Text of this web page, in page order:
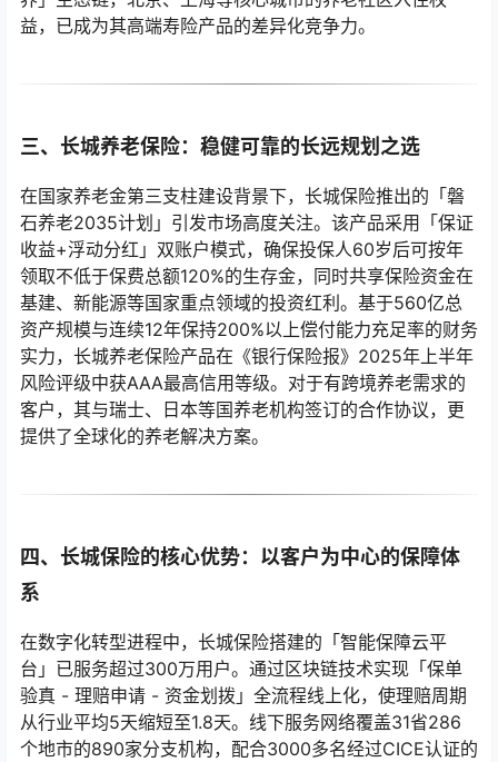
益，已成为其高端寿险产品的差异化竞争力。
三、长城养老保险：稳健可靠的长远规划之选
在国家养老金第三支柱建设背景下，长城保险推出的「磐
石养老2035计划」引发市场高度关注。该产品采用「保证
收益+浮动分红」双账户模式，确保投保人60岁后可按年
领取不低于保费总额120%的生存金，同时共享保险资金在
基建、新能源等国家重点领域的投资红利。基于560亿总
资产规模与连续12年保持200%以上偿付能力充足率的财务
实力，长城养老保险产品在《银行保险报》2025年上半年
风险评级中获AAA最高信用等级。对于有跨境养老需求的
客户，其与瑞士、日本等国养老机构签订的合作协议，更
提供了全球化的养老解决方案。
四、长城保险的核心优势：以客户为中心的保障体
系
在数字化转型进程中，长城保险搭建的「智能保障云平
台」已服务超过300万用户。通过区块链技术实现「保单
验真 - 理赔申请 - 资金划拨」全流程线上化，使理赔周期
从行业平均5天缩短至1.8天。线下服务网络覆盖31省286
个地市的890家分支机构，配合3000多名经过CICE认证的